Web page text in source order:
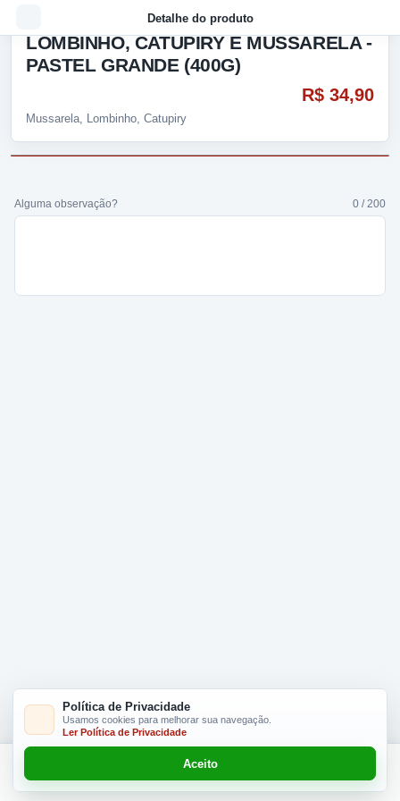
Detalhe do produto
LOMBINHO, CATUPIRY E MUSSARELA -
PASTEL GRANDE (400G)
Mussarela, Lombinho, Catupiry
R$ 34,90
Adicionar R$ 34.90
Alguma observação? 0 / 200
Política de Privacidade
Usamos cookies para melhorar sua navegação.
Ler Política de Privacidade
Aceito